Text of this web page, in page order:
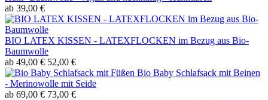
ab 39,00 €
BIO LATEX KISSEN - LATEXFLOCKEN im Bezug aus Bio-
Baumwolle
ab 49,00 € 52,00 €
Bio Baby Schlafsack mit Beinen
- Merinowolle mit Seide
ab 69,00 € 73,00 €